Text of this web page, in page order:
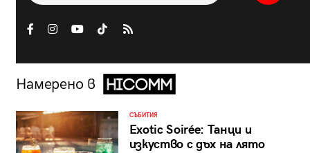
Намерено в
СЪБИТИЯ
Exotic Soirée: Танци и
изкуство с дъх на лято